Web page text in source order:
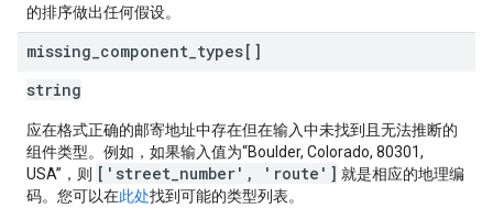
的排序做出任何假设。
missing component types[]
string
应在格式正确的邮寄地址中存在但在输入中未找到且无法推断的
组件类型。例如，如果输入值为“Boulder, Colorado, 80301,
USA”，则 ['street_number', 'route'] 就是相应的地理编
码。您可以在此处找到可能的类型列表。